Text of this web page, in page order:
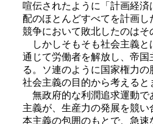
喧伝されたように「計画経
配のほとんどすべてを計画
競争において敗北したのはそ
しかしそもそも社会主義と
通じて労働者を解放し、帝
る。ソ連のように国家権力
社会主義の目的から考える
無政府的な利潤追求運動で
主義が、生産力の発展を競
本主義の包囲のもとで、急